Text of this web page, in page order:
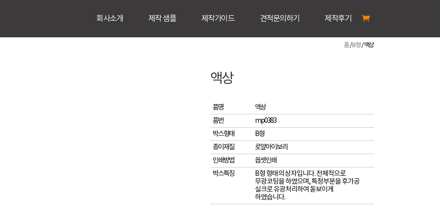
회사소개 제작 샘플 제작가이드 견적문의하기 제작후기
홈/B형/ 액상
액상
품명
액상
품번
mp0383
박스형태
B형
종이재질
로얄아이보리
인쇄방법
옵셋인쇄
박스특징
B형 형태의 상자입니다. 전체적으로
무광코팅을 하였으며, 특정부분을 후가공
실크로 유광처리하여 돋보이게
하였습니다.